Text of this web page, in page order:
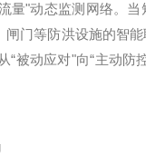
量"动态监测网络。
门等防洪设施的智
被动应对"向“主动防